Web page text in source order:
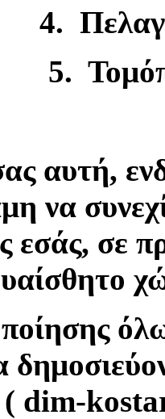
4.
5.
αυτή,
να
εσάς, σε
dim-